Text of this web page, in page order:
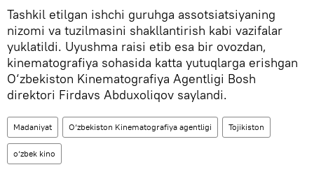
Tashkil etilgan ishchi guruhga assotsiatsiyaning
nizomi va tuzilmasini shakllantirish kabi vazifalar
yuklatildi. Uyushma raisi etib esa bir ovozdan,
kinematografiya sohasida katta yutuqlarga erishgan
O‘zbekiston Kinematografiya Agentligi Bosh
direktori Firdavs Abduxoliqov saylandi.
Madaniyat O‘zbekiston Kinematografiya agentligi Tojikiston
o‘zbek kino